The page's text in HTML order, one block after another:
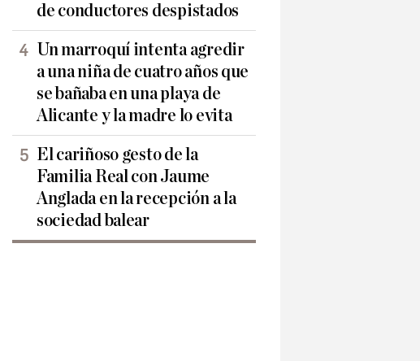
de conductores despistados
Un marroquí intenta agredir
a una niña de cuatro años que
se bañaba en una playa de
Alicante y la madre lo evita
El cariñoso gesto de la
Familia Real con Jaume
Anglada en la recepción a la
sociedad balear